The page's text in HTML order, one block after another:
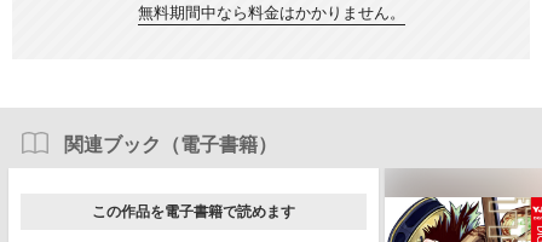
無料期間中なら料金はかかりません。
関連ブック（電子書籍）
この作品を電子書籍で読めます